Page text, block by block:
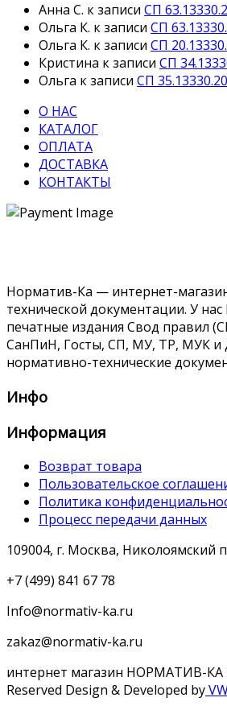
Анна С. к записи СП
Ольга К. к записи СП
Ольга К. к записи СП
Кристина к записи СП
Ольга к записи СП
О НАС
КАТАЛОГ
ОПЛАТА
ДОСТАВКА
КОНТАКТЫ
Норматив-Ка — интернет-
технической документации. У
печатные издания Свод правил
СанПиН, Госты, СП, МУ, ТР, МУК и
нормативно-технические
Инфо
Информация
Возврат товара
Пользовательское
Политика
Процесс передачи данных
109004, г. Москва, Николоямский
+7 (499) 841 67 78
Info@normativ-ka.ru
zakaz@normativ-ka.ru
интернет магазин НОРМАТИВ-КА
Reserved Design & Developed by